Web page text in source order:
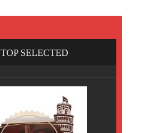
TOP SELECTED